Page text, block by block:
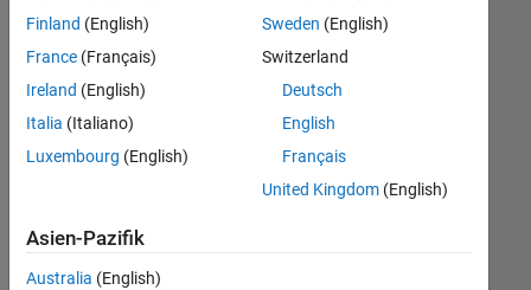
alle
in
Ihrer
Region
Account
Manager -
Commercial
Finland (English)
France (Français)
Ireland (English)
Italia (Italiano)
Luxembourg (English)
Sweden (English)
Switzerland
Deutsch
English
Français
United Kingdom(English)
Asien-Pazifik
Australia (English)